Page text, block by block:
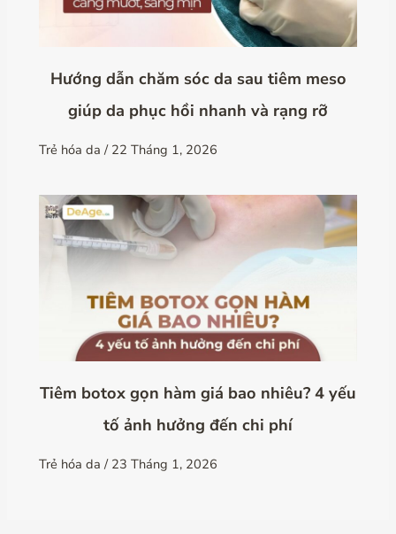
Hướng dẫn chăm sóc da sau tiêm meso
giúp da phục hồi nhanh và rạng rỡ
Trẻ hóa da / 22 Tháng 1, 2026
Tiêm botox gọn hàm giá bao nhiêu? 4 yếu
tố ảnh hưởng đến chi phí
Trẻ hóa da / 23 Tháng 1, 2026